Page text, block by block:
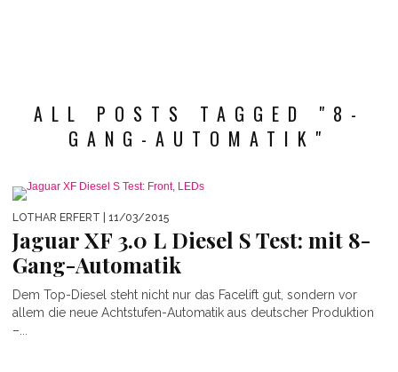
ALL POSTS TAGGED "8-
GANG-AUTOMATIK"
LOTHAR ERFERT | 11/03/2015
Jaguar XF 3.0 L Diesel S Test: mit 8-
Gang-Automatik
Dem Top-Diesel steht nicht nur das Facelift gut, sondern vor
allem die neue Achtstufen-Automatik aus deutscher Produktion
–...